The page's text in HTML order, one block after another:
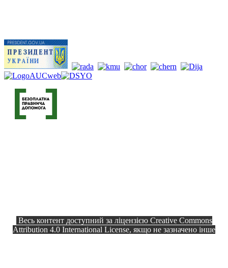
Весь контент доступний за ліцензією Creative Commons
Attribution 4.0 International License, якщо не зазначено інше